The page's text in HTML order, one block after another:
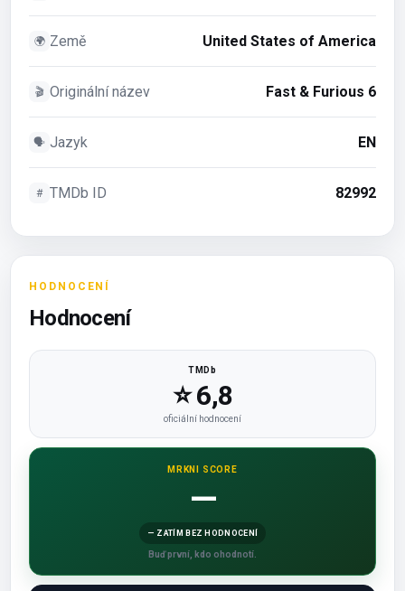
🌍 Země United States of America
🎬 Originální název Fast & Furious 6
🗣 Jazyk EN
# TMDb ID 82992
HODNOCENÍ
Hodnocení
TMDb
⭐ 6,8
oficiální hodnocení
MRKNI SCORE
—
— ZATÍM BEZ HODNOCENÍ
Buď první, kdo ohodnotí.